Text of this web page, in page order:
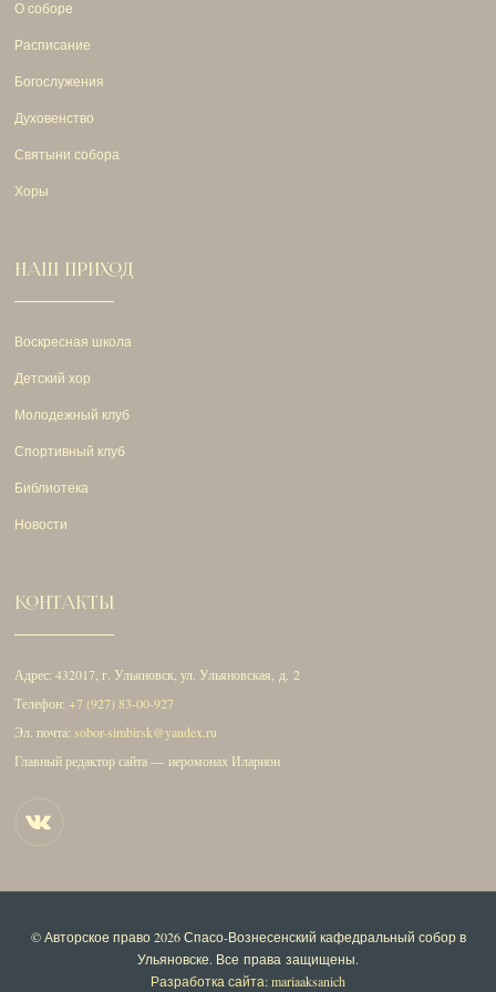
О соборе
Расписание
Богослужения
Духовенство
Святыни собора
Хоры
НАШ ПРИХОД
Воскресная школа
Детский хор
Молодежный клуб
Спортивный клуб
Библиотека
Новости
КОНТАКТЫ
Адрес: 432017, г. Ульяновск, ул. Ульяновская, д. 2
Телефон:+7 (927) 83-00-927
Эл. почта: sobor-simbirsk@yandex.ru
Главный редактор сайта — иеромонах Иларион
© Авторское право 2026Спасо-Вознесенский кафедральный собор в
Ульяновске. Все права защищены.
Разработка сайта: mariaaksanich